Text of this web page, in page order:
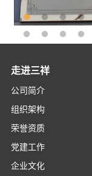
走进三祥
公司简介
组织架构
荣誉资质
党建工作
企业文化